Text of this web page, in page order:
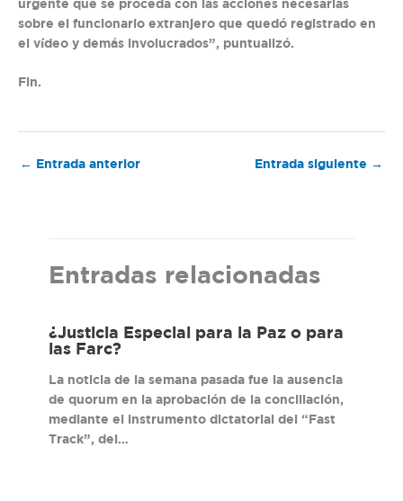
urgente que se proceda con las acciones necesarias
sobre el funcionario extranjero que quedó registrado en
el vídeo y demás involucrados”, puntualizó.
Fin.
← Entrada anterior Entrada siguiente →
Entradas relacionadas
¿Justicia Especial para la Paz o para
las Farc?
La noticia de la semana pasada fue la ausencia
de quorum en la aprobación de la conciliación,
mediante el instrumento dictatorial del “Fast
Track”, del…